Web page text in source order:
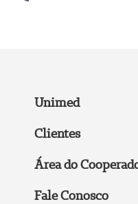
Unimed
Clientes
Área do
Fale Conosco